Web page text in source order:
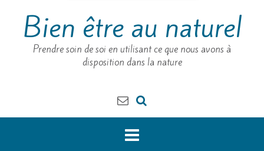
Bien être au naturel
Prendre soin de soi en utilisant ce que nous avons à
disposition dans la nature